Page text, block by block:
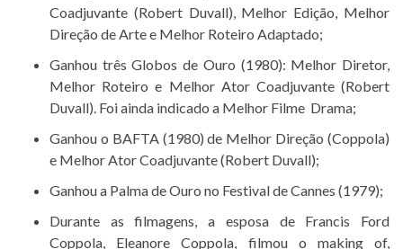
Coadjuvante (Robert Duvall), Melhor Edição, Melhor
Direção de Arte e Melhor Roteiro Adaptado;
Ganhou três Globos de Ouro (1980): Melhor Diretor,
Melhor Roteiro e Melhor Ator Coadjuvante (Robert
Duvall). Foi ainda indicado a Melhor Filme  Drama;
Ganhou o BAFTA (1980) de Melhor Direção (Coppola)
e Melhor Ator Coadjuvante (Robert Duvall);
Ganhou a Palma de Ouro no Festival de Cannes (1979);
Durante as filmagens, a esposa de Francis Ford
Coppola, Eleanore Coppola, filmou o making of,